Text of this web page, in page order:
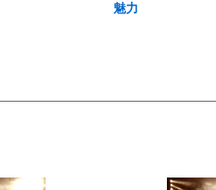
魅力